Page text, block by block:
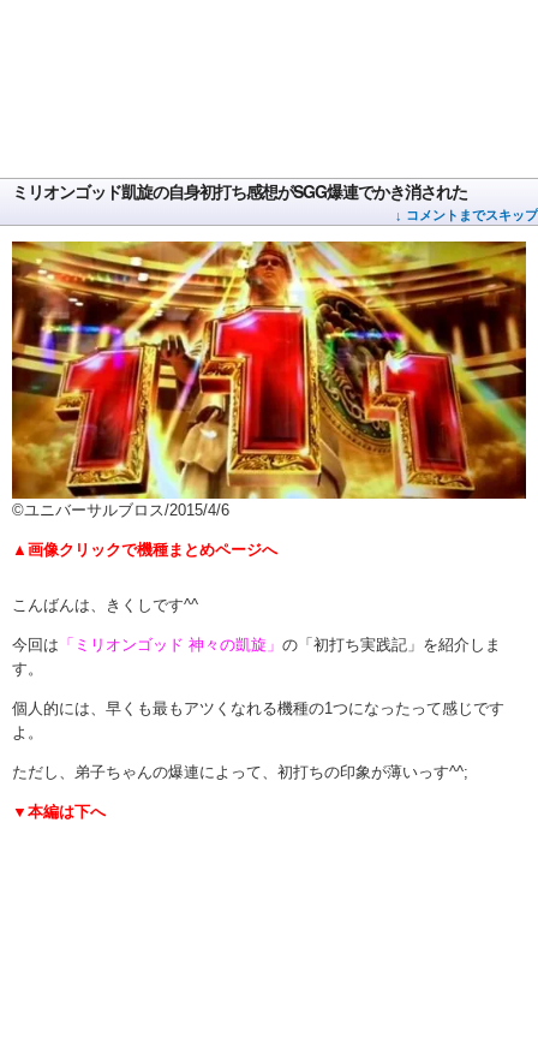
ミリオンゴッド凱旋の自身初打ち感想がSGG爆連でかき消された
↓ コメントまでスキップ
©ユニバーサルブロス/2015/4/6
▲画像クリックで機種まとめページへ
こんばんは、きくしです^^
今回は 「ミリオンゴッド 神々の凱旋」 の「初打ち実践記」を紹介しま
す。
個人的には、早くも最もアツくなれる機種の1つになったって感じです
よ。
ただし、弟子ちゃんの爆連によって、初打ちの印象が薄いっす^^;
▼本編は下へ